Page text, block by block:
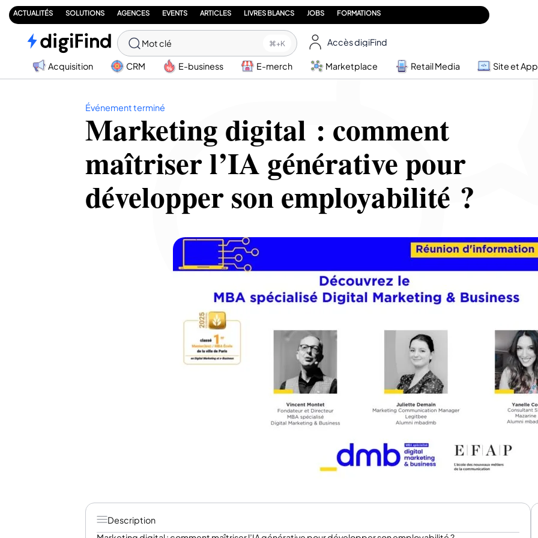
ACTUALITÉS SOLUTIONS AGENCES EVENTS ARTICLES LIVRES BLANCS JOBS FORMATIONS
Mot clé ⌘+K Accès digiFind
Acquisition CRM E-business E-merch Marketplace Retail Media Site et App
Événement terminé
Marketing digital : comment
maîtriser l’IA générative pour
développer son employabilité ?
Description